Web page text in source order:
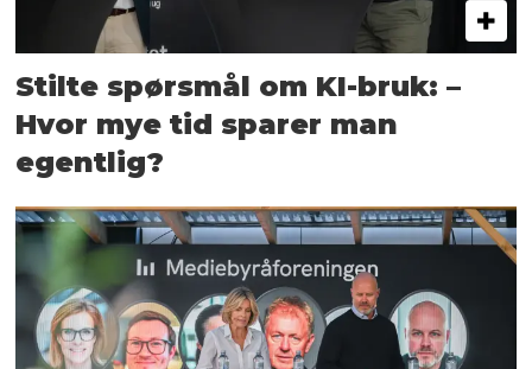
Stilte spørsmål om KI-bruk: –
Hvor mye tid sparer man
egentlig?